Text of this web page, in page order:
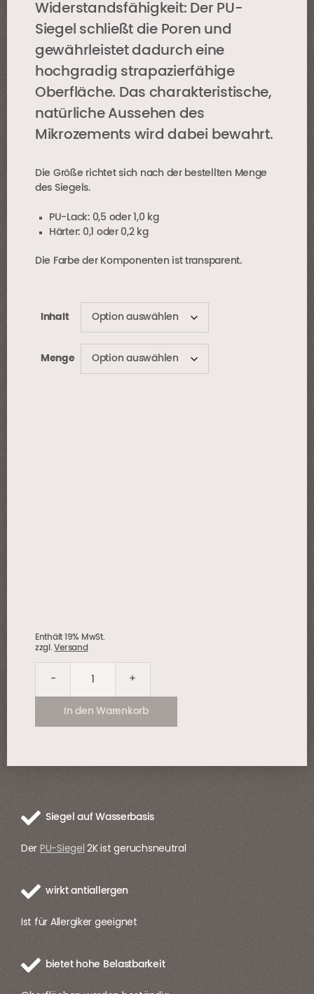
Widerstandsfähigkeit: Der PU-
Siegel schließt die Poren und
gewährleistet dadurch eine
hochgradig strapazierfähige
Oberfläche. Das charakteristische,
natürliche Aussehen des
Mikrozements wird dabei bewahrt.
Die Größe richtet sich nach der bestellten Menge
des Siegels.
PU-Lack: 0,5 oder 1,0 kg
Härter: 0,1 oder 0,2 kg
Die Farbe der Komponenten ist transparent.
Inhalt
Menge
Enthält 19% MwSt.
zzgl.Versand
-
Menge
+
In den Warenkorb
Siegel auf Wasserbasis
Der PU-Siegel 2K ist geruchsneutral
wirkt antiallergen
Ist für Allergiker geeignet
bietet hohe Belastbarkeit